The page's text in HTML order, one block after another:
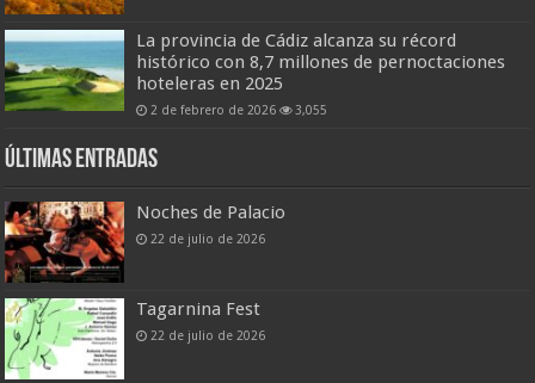
La provincia de Cádiz alcanza su récord
histórico con 8,7 millones de pernoctaciones
hoteleras en 2025
2 de febrero de 2026 3,055
Últimas entradas
Noches de Palacio
22 de julio de 2026
Tagarnina Fest
22 de julio de 2026